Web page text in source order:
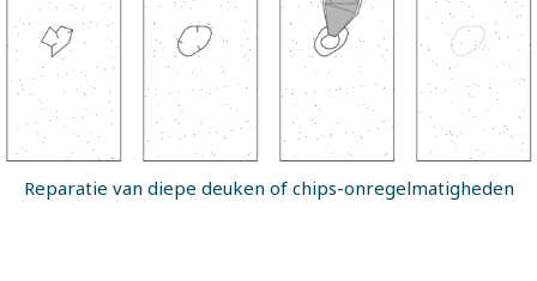
Reparatie van diepe deuken of chips-onregelmatigheden